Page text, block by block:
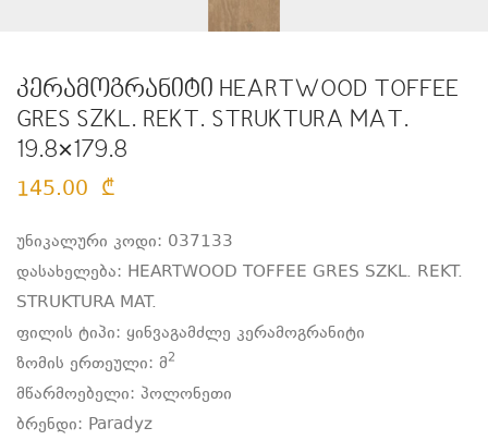
კერამოგრანიტი HEARTWOOD TOFFEE
GRES SZKL. REKT. STRUKTURA MAT.
19.8×179.8
145.00 ₾
უნიკალური კოდი: 037133
დასახელება: HEARTWOOD TOFFEE GRES SZKL. REKT.
STRUKTURA MAT.
ფილის ტიპი: ყინვაგამძლე კერამოგრანიტი
ზომის ერთეული: მ2
მწარმოებელი: პოლონეთი
ბრენდი: Paradyz